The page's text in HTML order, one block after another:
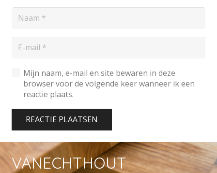
Mijn naam, e-mail en site bewaren in deze
browser voor de volgende keer wanneer ik een
reactie plaats.
REACTIE PLAATSEN
VANECHTHOUT